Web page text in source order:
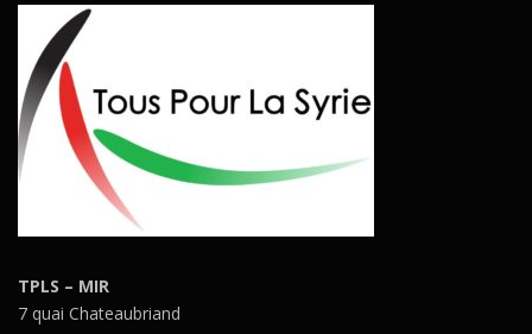
TPLS – MIR
7 quai Chateaubriand